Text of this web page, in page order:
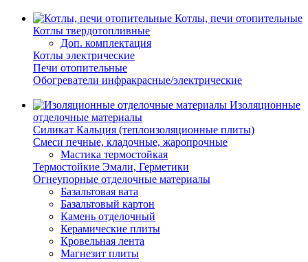
Котлы, печи отопительные
Котлы твердотопливные
Доп. комплектация
Котлы электрические
Печи отопительные
Обогреватели инфракрасные/электрические
Изоляционные
отделочные материалы
Силикат Кальция (теплоизоляционные плиты)
Смеси печные, кладочные, жаропрочные
Мастика термостойкая
Термостойкие Эмали, Герметики
Огнеупорные отделочные материалы
Базальтовая вата
Базальтовый картон
Камень отделочный
Керамические плиты
Кровельная лента
Магнезит плиты